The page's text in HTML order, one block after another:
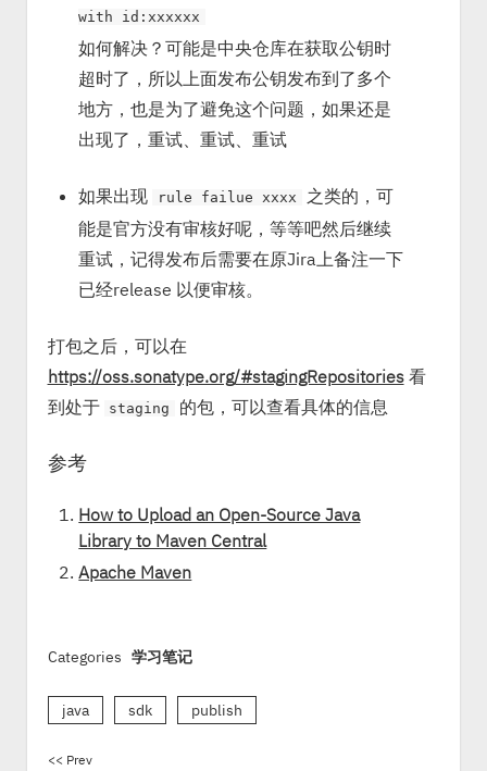
with id:xxxxxx
如何解决？可能是中央仓库在获取公钥时
超时了，所以上面发布公钥发布到了多个
地方，也是为了避免这个问题，如果还是
出现了，重试、重试、重试
如果出现 rule failue xxxx
之类的，可
能是官方没有审核好呢，等等吧然后继续
重试，记得发布后需要在原Jira上备注一下
已经release 以便审核。
打包之后，可以在
https://oss.sonatype.org/#stagingRepositories看
到处于 staging 的包，可以查看具体的信息
参考
How to Upload an Open-Source Java
Library to Maven Central
Apache Maven
Categories 学习笔记
java sdk publish
<< Prev